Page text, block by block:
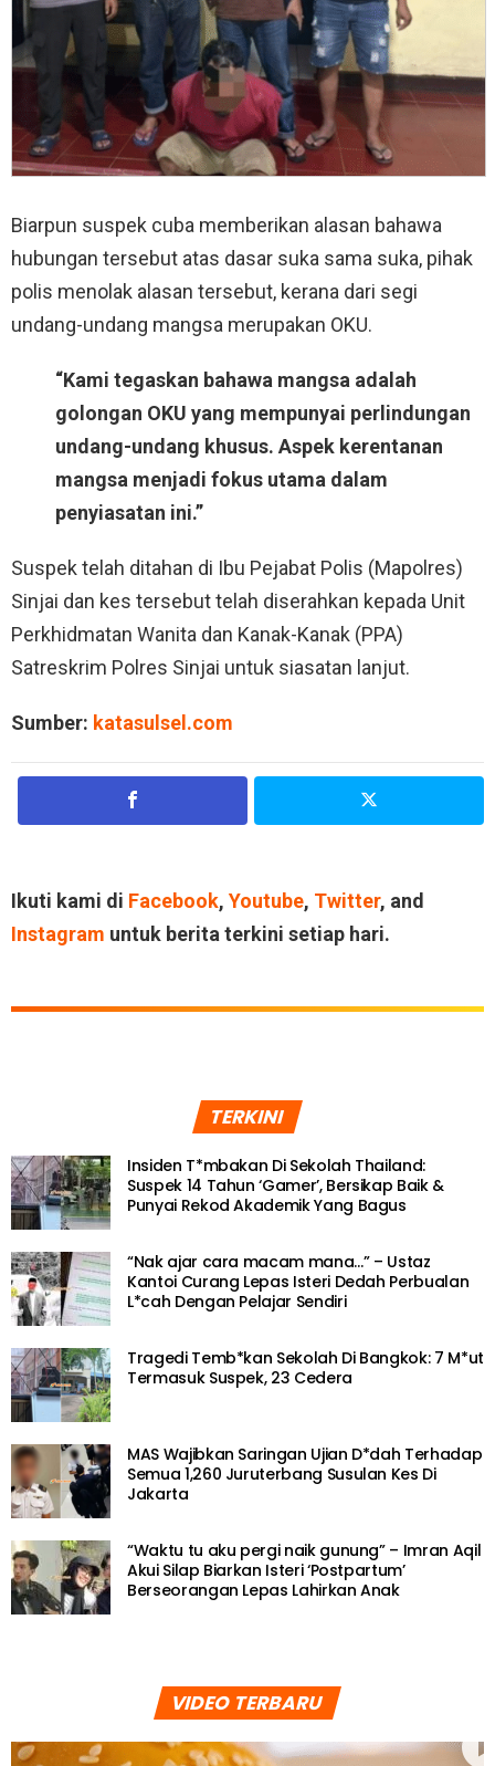
Biarpun suspek cuba memberikan alasan bahawa
hubungan tersebut atas dasar suka sama suka, pihak
polis menolak alasan tersebut, kerana dari segi
undang-undang mangsa merupakan OKU.
“Kami tegaskan bahawa mangsa adalah
golongan OKU yang mempunyai perlindungan
undang-undang khusus. Aspek kerentanan
mangsa menjadi fokus utama dalam
penyiasatan ini.”
Suspek telah ditahan di Ibu Pejabat Polis (Mapolres)
Sinjai dan kes tersebut telah diserahkan kepada Unit
Perkhidmatan Wanita dan Kanak-Kanak (PPA)
Satreskrim Polres Sinjai untuk siasatan lanjut.
Sumber: katasulsel.com
Ikuti kami di Facebook, Youtube, Twitter, and
Instagram untuk berita terkini setiap hari.
TERKINI
Insiden T*mbakan Di Sekolah Thailand:
Suspek 14 Tahun ‘Gamer’, Bersikap Baik &
Punyai Rekod Akademik Yang Bagus
“Nak ajar cara macam mana…” – Ustaz
Kantoi Curang Lepas Isteri Dedah Perbualan
L*cah Dengan Pelajar Sendiri
Tragedi Temb*kan Sekolah Di Bangkok: 7 M*ut
Termasuk Suspek, 23 Cedera
MAS Wajibkan Saringan Ujian D*dah Terhadap
Semua 1,260 Juruterbang Susulan Kes Di
Jakarta
“Waktu tu aku pergi naik gunung” – Imran Aqil
Akui Silap Biarkan Isteri ‘Postpartum’
Berseorangan Lepas Lahirkan Anak
VIDEO TERBARU